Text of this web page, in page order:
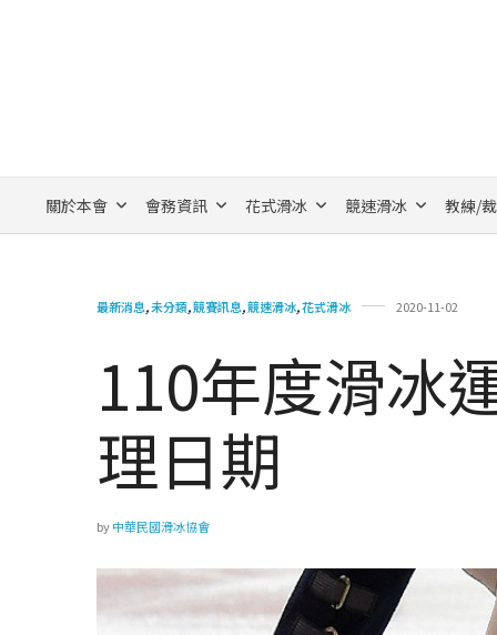
關於本會 會務資訊 花式滑冰 競速滑冰 教練/
最新消息,未分類,競賽訊息,競速滑冰,花式滑冰 2020-11-02
110年度滑冰
理日期
by中華民國滑冰協會